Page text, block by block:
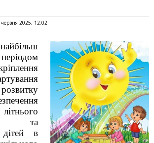
червня 2025, 12:02
та
дітей в